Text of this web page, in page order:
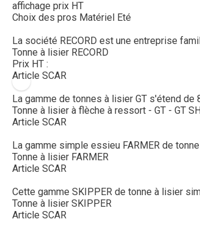
affichage prix HT
Choix des pros Matériel Eté
La société RECORD est une entreprise
Tonne à lisier RECORD
Prix HT :
Article SCAR
La gamme de tonnes à lisier GT s'étend
Tonne à lisier à flèche à ressort - GT - GT
Article SCAR
La gamme simple essieu FARMER de
Tonne à lisier FARMER
Article SCAR
Cette gamme SKIPPER de tonne à lisier
Tonne à lisier SKIPPER
Article SCAR